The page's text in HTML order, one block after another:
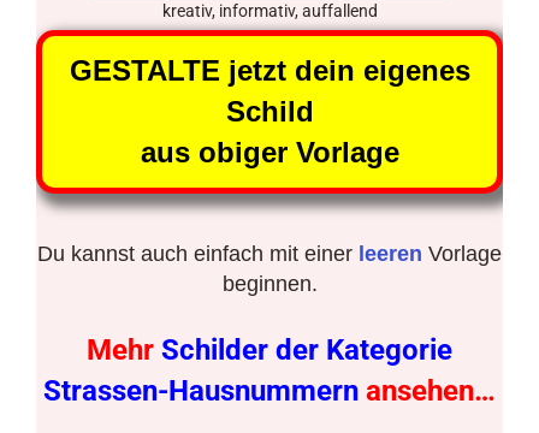
kreativ, informativ, auffallend
GESTALTE jetzt dein eigenes
Schild
aus obiger Vorlage
Du kannst auch einfach mit einer leeren Vorlage
beginnen.
Mehr Schilder der Kategorie
Strassen-Hausnummern ansehen…